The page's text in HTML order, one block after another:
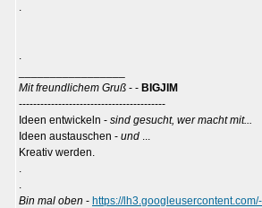
.
.
Mit freundlichem Gruß - - BIGJIM
-----------------------------------------
Ideen entwickeln - sind gesucht, wer macht mit...
Ideen austauschen - und ...
Kreativ werden.
.
.
Bin mal oben - https://